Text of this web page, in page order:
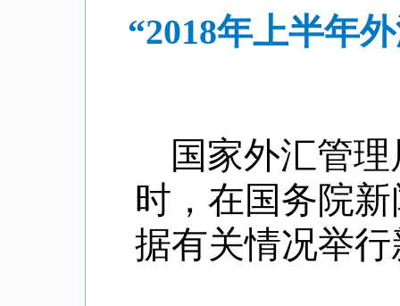
“2018年上半年
国家外汇管
时，在国务院
据有关情况举